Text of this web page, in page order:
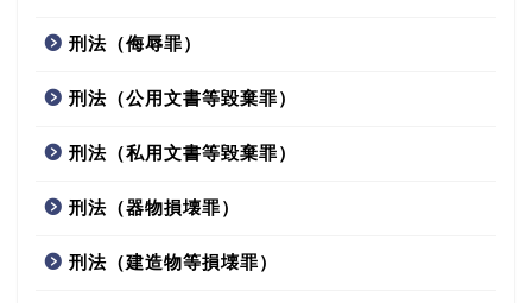
刑法（侮辱罪）
刑法（公用文書等毀棄罪）
刑法（私用文書等毀棄罪）
刑法（器物損壊罪）
刑法（建造物等損壊罪）